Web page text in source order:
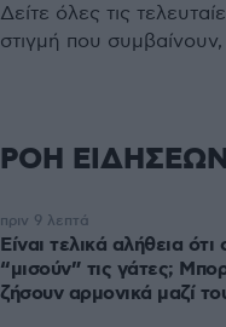
Δείτε όλες τις
στιγμή που
ΡΟΗ
Είναι τελικά αλήθεια ότι
“μισούν” τις γάτες;
ζήσουν αρμονικά μαζί
πριν 9 λεπτά